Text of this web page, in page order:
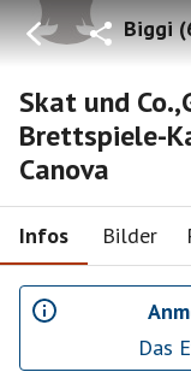
Biggi(
Skat und
Brettspiele-
Canova
Infos Bilder
Das